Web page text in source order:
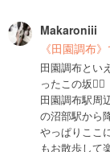
Makaroniii
《田園調布
田園調布とい
ったこの坂👌🏻
田園調布駅周
の沼部駅から
やっぱりここ
もお散歩して